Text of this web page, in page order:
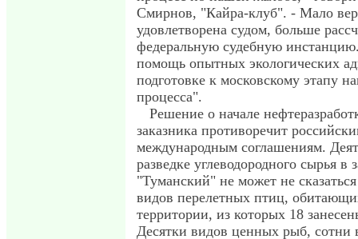
Смирнов, "Кайра-клуб". - Мало
удовлетворена судом, больше
федеральную судебную
помощь опытных экологических
подготовке к московскому этапу
процесса".
Решение о начале
заказника противоречит
международным соглашениям.
разведке углеводородного сырья в
"Туманский" не может не
видов перелетных птиц,
территории, из которых 18
Десятки видов ценных рыб, сотни